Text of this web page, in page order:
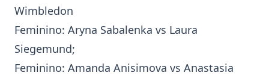
Wimbledon
Feminino: Aryna Sabalenka vs Laura
Siegemund;
Feminino: Amanda Anisimova vs Anastasia